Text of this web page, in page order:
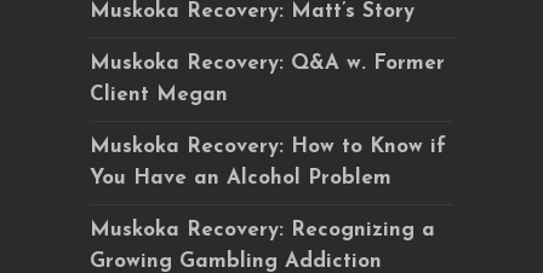
Muskoka Recovery: Matt’s Story
Muskoka Recovery: Q&A w. Former
Client Megan
Muskoka Recovery: How to Know if
You Have an Alcohol Problem
Muskoka Recovery: Recognizing a
Growing Gambling Addiction